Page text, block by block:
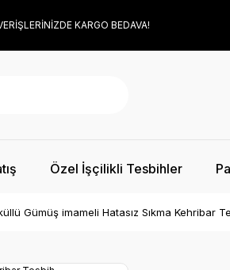
KARGO BEDAVA!
Özel İşçilikli Tesbihler
Gümüş imameli Hatasız Sıkma Kehribar